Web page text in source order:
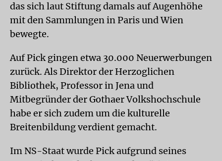
das sich laut Stiftung damals auf Augenhöhe
mit den Sammlungen in Paris und Wien
bewegte.
Auf Pick gingen etwa 30.000 Neuerwerbungen
zurück. Als Direktor der Herzoglichen
Bibliothek, Professor in Jena und
Mitbegründer der Gothaer Volkshochschule
habe er sich zudem um die kulturelle
Breitenbildung verdient gemacht.
Im NS-Staat wurde Pick aufgrund seines